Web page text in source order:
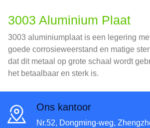
3003 Aluminium Plaat
3003 aluminiumplaat is een legering
goede corrosieweerstand en matige
dat dit metaal op grote schaal wordt
het betaalbaar en sterk is.
Ons kantoor
Nr.52, Dongming-weg,